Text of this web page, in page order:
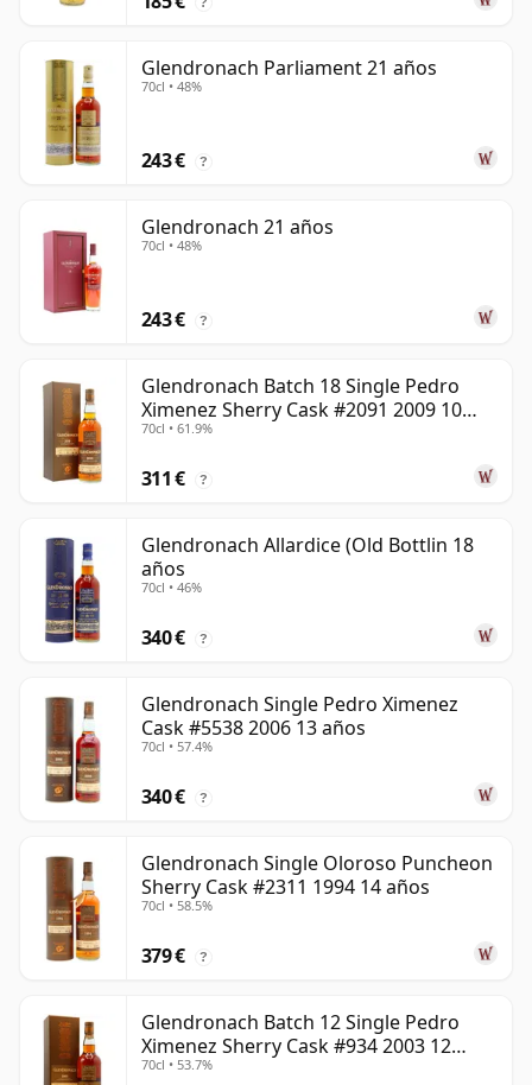
Glendronach Parliament 21 años
70cl • 48%
243 € ?
Glendronach 21 años
70cl • 48%
243 € ?
Glendronach Batch 18 Single Pedro
Ximenez Sherry Cask #2091 2009 10
años
70cl • 61.9%
311 € ?
Glendronach Allardice (Old Bottlin 18
años
70cl • 46%
340 € ?
Glendronach Single Pedro Ximenez
Cask #5538 2006 13 años
70cl • 57.4%
340 € ?
Glendronach Single Oloroso Puncheon
Sherry Cask #2311 1994 14 años
70cl • 58.5%
379 € ?
Glendronach Batch 12 Single Pedro
Ximenez Sherry Cask #934 2003 12
años
70cl • 53.7%